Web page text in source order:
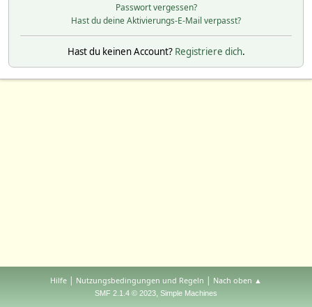
Passwort vergessen?
Hast du deine Aktivierungs-E-Mail verpasst?
Hast du keinen Account? Registriere dich.
Hilfe | Nutzungsbedingungen und Regeln | Nach oben ▲
SMF 2.1.4 © 2023, Simple Machines